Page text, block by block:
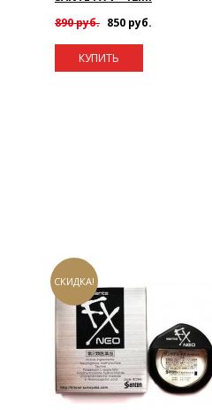
890 руб. 850 руб.
КУПИТЬ
СКИДКА!